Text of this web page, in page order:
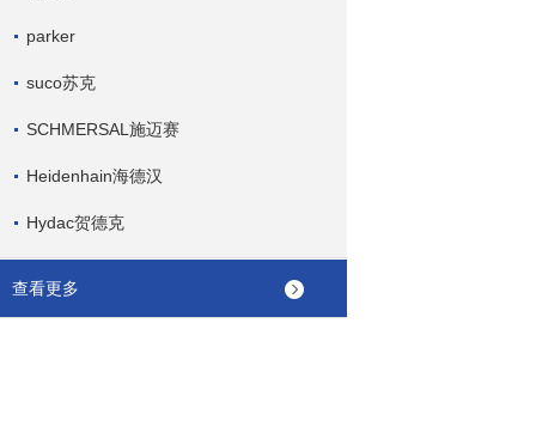
parker
suco苏克
SCHMERSAL施迈赛
Heidenhain海德汉
Hydac贺德克
查看更多